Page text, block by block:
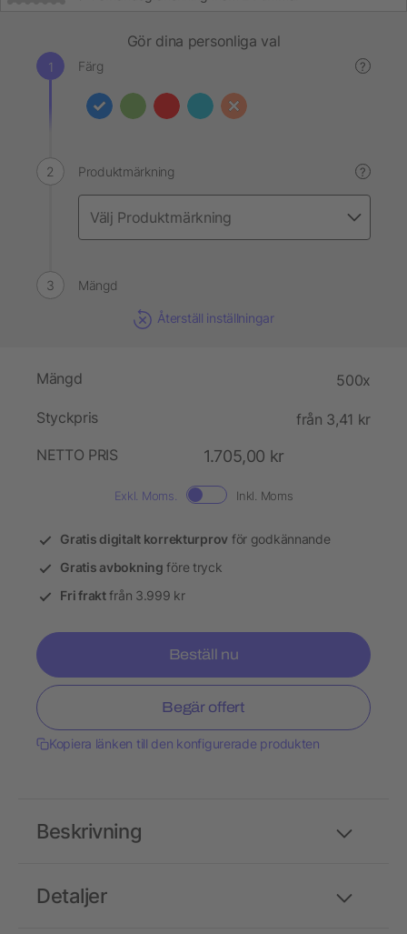
Gör dina personliga val
Färg ?
Produktmärkning ?
Mängd
Återställ inställningar
Mängd 500x
Styckpris
från 3,41 kr
NETTO PRIS
1.705,00 kr
Exkl. Moms. Inkl. Moms
Gratis digitalt korrekturprov för godkännande
Gratis avbokning före tryck
Fri fraktfrån 3.999 kr
Beställ nu
Begär offert
Kopiera länken till den konfigurerade produkten
Detaljer
Beskrivning